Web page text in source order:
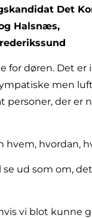
Det
Halsnæs,
for døren. Det er
men
personer, der er
hvem, hvordan,
ud som om,
vi blot kunne